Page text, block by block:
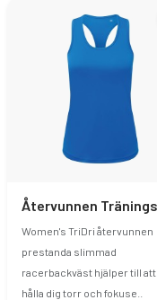
Women's TriDri återvunnen
prestanda slimmad
racerbackväst hjälper till att
hålla dig torr och fokuse..